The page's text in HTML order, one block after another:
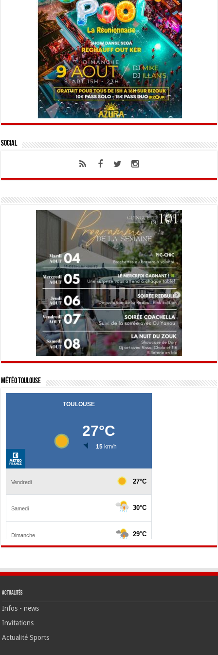
Social
Météo Toulouse
Actualités
Infos - news
Invitations
Actualité Sports